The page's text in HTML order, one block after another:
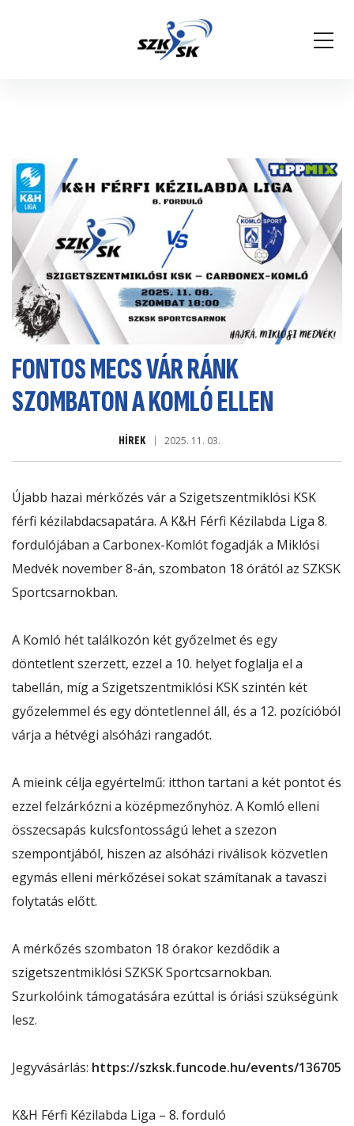
FONTOS MECS VÁR RÁNK
SZOMBATON A KOMLÓ ELLEN
HÍREK 2025. 11. 03.
Újabb hazai mérkőzés vár a Szigetszentmiklósi KSK
férfi kézilabdacsapatára. A K&H Férfi Kézilabda Liga 8.
fordulójában a Carbonex-Komlót fogadják a Miklósi
Medvék november 8-án, szombaton 18 órától az SZKSK
Sportcsarnokban.
A Komló hét találkozón két győzelmet és egy
döntetlent szerzett, ezzel a 10. helyet foglalja el a
tabellán, míg a Szigetszentmiklósi KSK szintén két
győzelemmel és egy döntetlennel áll, és a 12. pozícióból
várja a hétvégi alsóházi rangadót.
A mieink célja egyértelmű: itthon tartani a két pontot és
ezzel felzárkózni a középmezőnyhöz. A Komló elleni
összecsapás kulcsfontosságú lehet a szezon
szempontjából, hiszen az alsóházi riválisok közvetlen
egymás elleni mérkőzései sokat számítanak a tavaszi
folytatás előtt.
A mérkőzés szombaton 18 órakor kezdődik a
szigetszentmiklósi SZKSK Sportcsarnokban.
Szurkolóink támogatására ezúttal is óriási szükségünk
lesz.
Jegyvásárlás: https://szksk.funcode.hu/events/136705
K&H Férfi Kézilabda Liga – 8. forduló